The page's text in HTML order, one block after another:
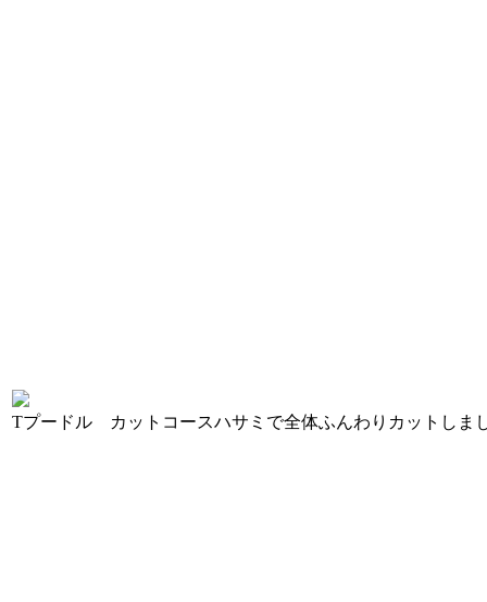
Tプードル カットコースハサミで全体ふんわりカットしま